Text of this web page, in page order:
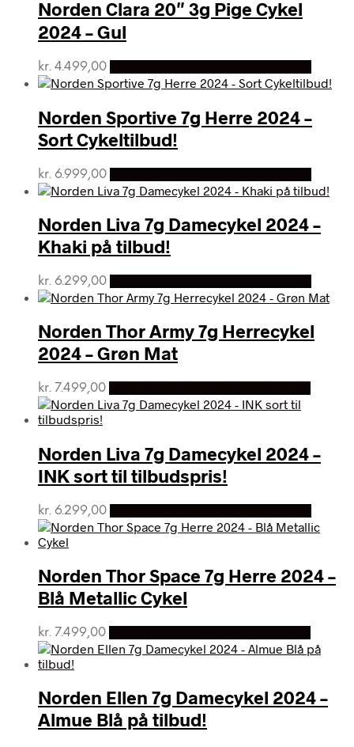
kr. 6.999,00.kr. 5.994,00.
Norden Clara 20″ 3g Pige Cykel
2024 – Gul
kr. 4.499,00
Norden Sportive 7g Herre 2024 –
Sort Cykeltilbud!
kr. 6.999,00
Norden Liva 7g Damecykel 2024 –
Khaki på tilbud!
kr. 6.299,00
Norden Thor Army 7g Herrecykel
2024 – Grøn Mat
kr. 7.499,00
Norden Liva 7g Damecykel 2024 –
INK sort til tilbudspris!
kr. 6.299,00
Norden Thor Space 7g Herre 2024 –
Blå Metallic Cykel
kr. 7.499,00
Norden Ellen 7g Damecykel 2024 –
Almue Blå på tilbud!